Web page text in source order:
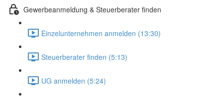
Gewerbeanmeldung & Steuerberater finden
Einzelunternehmen anmelden (13:30)
Steuerberater finden (5:13)
UG anmelden (5:24)